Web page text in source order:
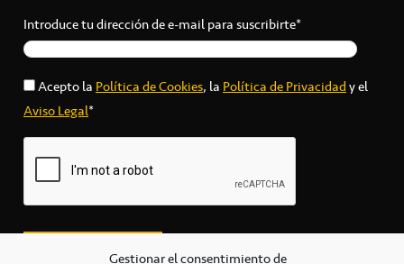
Gestionar el consentimiento de
Introduce tu dirección de e-mail para suscribirte*
Acepto laPolítica de Cookies, laPolítica de Privacidady el
Aviso Legal*